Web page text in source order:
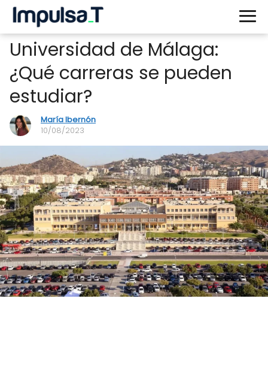
Universidad de Málaga:
¿Qué carreras se pueden
estudiar?
María Ibernón
10/08/2023